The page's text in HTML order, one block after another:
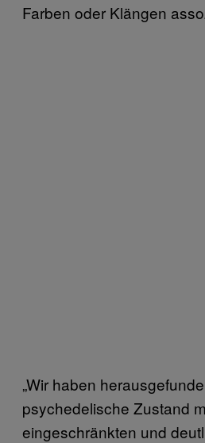
Farben oder Klängen
„Wir haben
psychedelische Zustand
eingeschränkten und